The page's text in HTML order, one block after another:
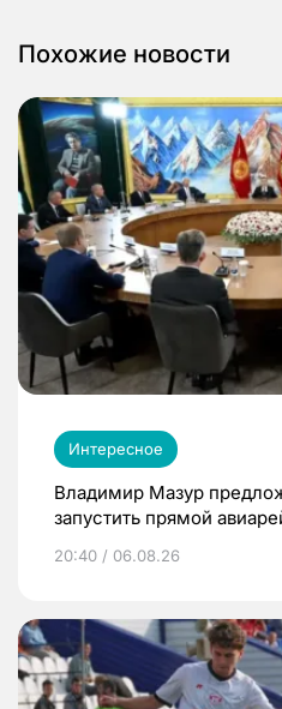
Похожие новости
Интересное
Владимир Мазур
запустить прямой
20:40 / 06.08.26